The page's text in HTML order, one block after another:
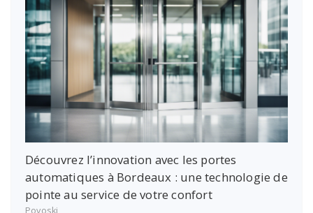
Découvrez l’innovation avec les portes
automatiques à Bordeaux : une technologie de
pointe au service de votre confort